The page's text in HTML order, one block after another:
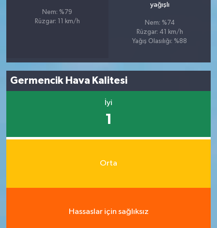
Nem: %79
Rüzgar: 11 km/h
yağışlı
Nem: %74
Rüzgar: 41 km/h
Yağış Olasılığı: %88
Germencik Hava Kalitesi
İyi
1
Orta
Hassaslar için sağlıksız